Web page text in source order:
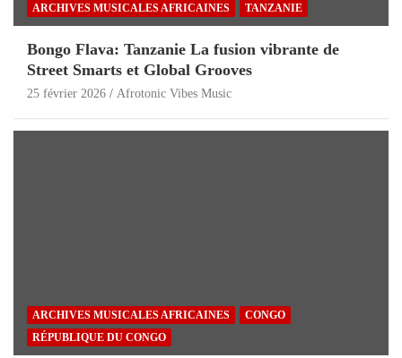
ARCHIVES MUSICALES AFRICAINES TANZANIE
Bongo Flava: Tanzanie La fusion vibrante de
Street Smarts et Global Grooves
25 février 2026 Afrotonic Vibes Music
ARCHIVES MUSICALES AFRICAINES
CONGO
RÉPUBLIQUE DU CONGO